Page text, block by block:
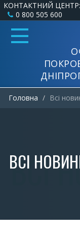
КОНТАКТНИЙ ЦЕНТР:
0 800 505 600
Головна Всi
ВСI